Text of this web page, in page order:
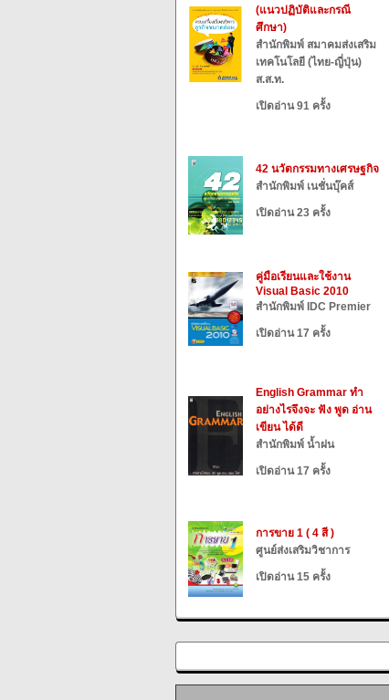
(แนวปฏิบัติและกรณี
ศึกษา)
สำนักพิมพ์ สมาคมส่งเสริม
เทคโนโลยี (ไทย-ญี่ปุ่น)
ส.ส.ท.
เปิดอ่าน 91 ครั้ง
42 นวัตกรรมทางเศรษฐกิจ
สำนักพิมพ์ เนชั่นบุ๊คส์
เปิดอ่าน 23 ครั้ง
คู่มือเรียนและใช้งาน
Visual Basic 2010
สำนักพิมพ์ IDC Premier
เปิดอ่าน 17 ครั้ง
English Grammar ทำ
อย่างไรจึงจะ ฟัง พูด อ่าน
เขียน ได้ดี
สำนักพิมพ์ น้ำฝน
เปิดอ่าน 17 ครั้ง
การขาย 1 ( 4 สี )
ศูนย์ส่งเสริมวิชาการ
เปิดอ่าน 15 ครั้ง